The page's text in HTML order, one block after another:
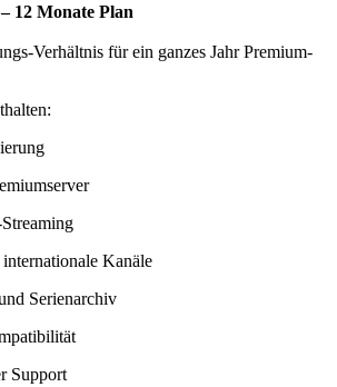
12 Monate Plan
Verhältnis für ein ganzes Jahr Premium-
Kanäle
Serienarchiv
Support